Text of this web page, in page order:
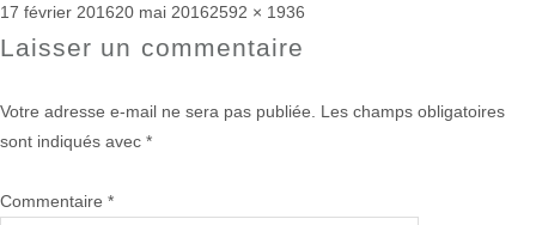
Publié
le
17 février 201620 mai 2016Taille
réelle
2592 × 1936
Laisser un commentaire
Votre adresse e-mail ne sera pas publiée.
Les champs obligatoires
sont indiqués avec *
Commentaire *